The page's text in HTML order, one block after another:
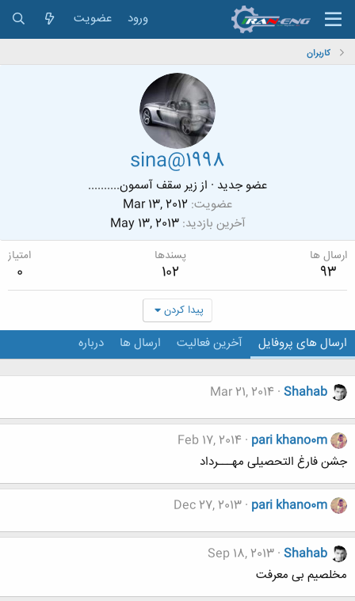
ورود عضویت
کاربران
sina@1998
عضو جدید · از زیر سقف آسمون..........
عضویت Mar 13, 2012
آخرین بازدید May 13, 2013
ارسال ها
93
پسندها
102
امتیاز
0
پیدا کردن
ارسال های پروفایل آخرین فعالیت ارسال ها درباره
Shahab
Mar 21, 2014
pari khano0m
Feb 17, 2014
جشن فارغ التحصیلی مهـــرداد
pari khano0m
Dec 27, 2013
Shahab
Sep 18, 2013
مخلصیم بی معرفت